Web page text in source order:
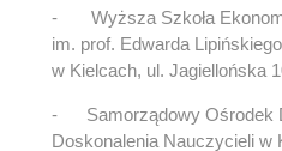
- Wyższa Szkoła
im. prof. Edwarda Lipińskiego
w Kielcach, ul. Jagiellońska
- Samorządowy Ośrodek
Doskonalenia Nauczycieli w